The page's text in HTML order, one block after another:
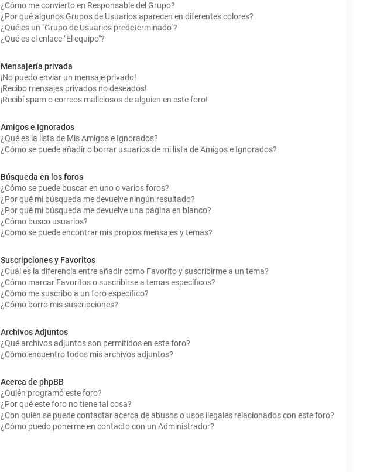
¿Cómo me convierto en Responsable del Grupo?
¿Por qué algunos Grupos de Usuarios aparecen en diferentes colores?
¿Qué es un "Grupo de Usuarios predeterminado"?
¿Qué es el enlace "El equipo"?
Mensajería privada
¡No puedo enviar un mensaje privado!
¡Recibo mensajes privados no deseados!
¡Recibí spam o correos maliciosos de alguien en este foro!
Amigos e Ignorados
¿Qué es la lista de Mis Amigos e Ignorados?
¿Cómo se puede añadir o borrar usuarios de mi lista de Amigos e Ignorados?
Búsqueda en los foros
¿Cómo se puede buscar en uno o varios foros?
¿Por qué mi búsqueda me devuelve ningún resultado?
¿Por qué mi búsqueda me devuelve una página en blanco?
¿Cómo busco usuarios?
¿Como se puede encontrar mis propios mensajes y temas?
Suscripciones y Favoritos
¿Cuál es la diferencia entre añadir como Favorito y suscribirme a un tema?
¿Cómo marcar Favoritos o suscribirse a temas específicos?
¿Cómo me suscribo a un foro específico?
¿Cómo borro mis suscripciones?
Archivos Adjuntos
¿Qué archivos adjuntos son permitidos en este foro?
¿Cómo encuentro todos mis archivos adjuntos?
Acerca de phpBB
¿Quién programó este foro?
¿Por qué este foro no tiene tal cosa?
¿Con quién se puede contactar acerca de abusos o usos ilegales relacionados con este foro?
¿Cómo puedo ponerme en contacto con un Administrador?